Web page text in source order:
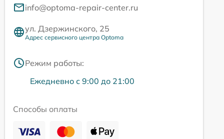
info@optoma-repair-center.ru
ул. Дзержинского, 25
Адрес сервисного центра Optoma
Режим работы:
Ежедневно с 9:00 до 21:00
Способы оплаты